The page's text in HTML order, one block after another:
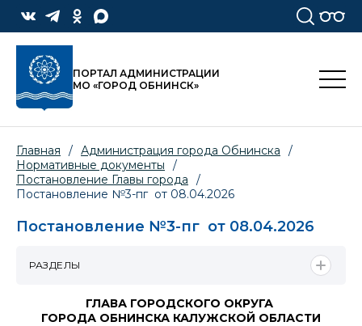
ПОРТАЛ АДМИНИСТРАЦИИ
МО «ГОРОД ОБНИНСК»
Главная / Администрация города Обнинска
/
Нормативные документы
/
Постановление Главы города
/
Постановление №3-пг от 08.04.2026
Постановление №3-пг от 08.04.2026
ГЛАВА ГОРОДСКОГО ОКРУГА
ГОРОДА ОБНИНСКА КАЛУЖСКОЙ ОБЛАСТИ
РАЗДЕЛЫ